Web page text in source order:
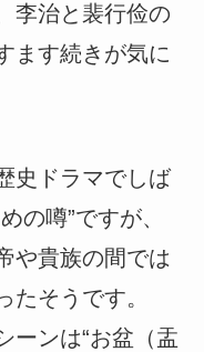
李治と裴行俭の
す続きが気に
史ドラマでしば
の噂”ですが、
や貴族の間では
たそうです。
ーンは“お盆（盂